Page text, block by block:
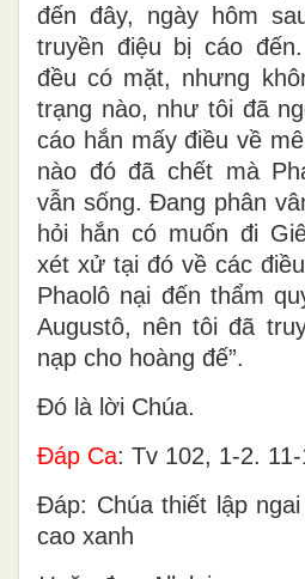
đến đây, ngày hôm
truyền điệu bị cáo
đều có mặt, nhưng
trạng nào, như tôi đã
cáo hắn mấy điều về
nào đó đã chết mà
vẫn sống. Ðang phân
hỏi hắn có muốn đi
xét xử tại đó về các
Phaolô nại đến thẩm
Augustô, nên tôi đã
nạp cho hoàng đế”.
Ðó là lời Chúa.
Ðáp Ca: Tv 102, 1-2.
Ðáp: Chúa thiết lập
cao xanh